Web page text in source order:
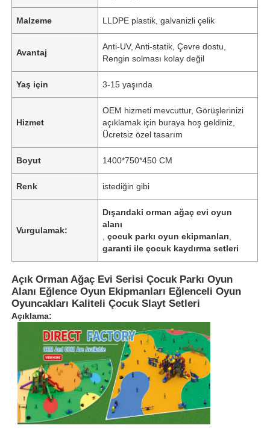
Malzeme LLDPE plastik, galvanizli çelik
Avantaj
Anti-UV, Anti-statik, Çevre dostu,
Rengin solması kolay değil
Yaş için 3-15 yaşında
Hizmet
OEM hizmeti mevcuttur, Görüşlerinizi
açıklamak için buraya hoş geldiniz,
Ücretsiz özel tasarım
Boyut 1400*750*450 CM
Renk istediğin gibi
Vurgulamak:
Dışarıdaki orman ağaç evi oyun
alanı
,çocuk parkı oyun ekipmanları
garanti ile çocuk kaydırma setleri
Açık Orman Ağaç Evi Serisi Çocuk Parkı Oyun
Alanı Eğlence Oyun Ekipmanları Eğlenceli Oyun
Oyuncakları Kaliteli Çocuk Slayt Setleri
Açıklama: